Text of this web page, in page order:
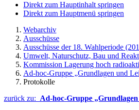
Direkt zum Hauptinhalt springen
Direkt zum Hauptmenü springen
Webarchiv
Ausschüsse
Ausschüsse der 18. Wahlperiode
Umwelt, Naturschutz, Bau und
Kommission Lagerung hoch
Ad-hoc-Gruppe „Grundlagen und
Protokolle
zurück zu: Ad-hoc-Gruppe